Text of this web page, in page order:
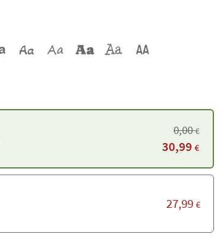
0,00€
30,99 €
27,99 €